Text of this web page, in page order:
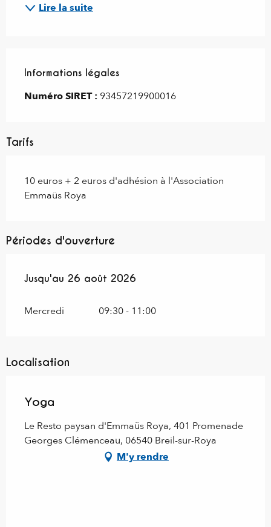
Lire la suite
Informations légales
Informations légales
Numéro SIRET : 93457219900016
Tarifs
10 euros + 2 euros d'adhésion à l'Association
Emmaüs Roya
Périodes d'ouverture
Du6 juillet 2026 au26 août 2026
Jusqu'au 26 août 2026
Mercredi 09:30 - 11:00
Localisation
Yoga
Le Resto paysan d'Emmaüs Roya, 401 Promenade
Georges Clémenceau, 06540 Breil-sur-Roya
M'y rendre